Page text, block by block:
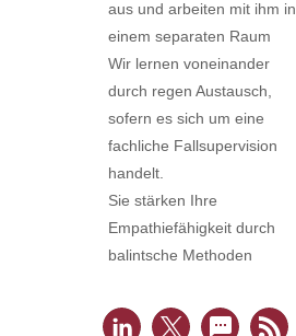
aus und arbeiten mit ihm in
einem separaten Raum
Wir lernen voneinander
durch regen Austausch,
sofern es sich um eine
fachliche Fallsupervision
handelt.
Sie stärken Ihre
Empathiefähigkeit durch
balintsche Methoden